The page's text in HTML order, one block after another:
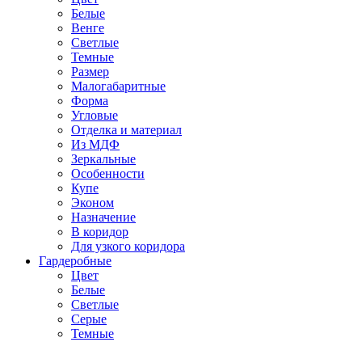
Белые
Венге
Светлые
Темные
Размер
Малогабаритные
Форма
Угловые
Отделка и материал
Из МДФ
Зеркальные
Особенности
Купе
Эконом
Назначение
В коридор
Для узкого коридора
Гардеробные
Цвет
Белые
Светлые
Серые
Темные